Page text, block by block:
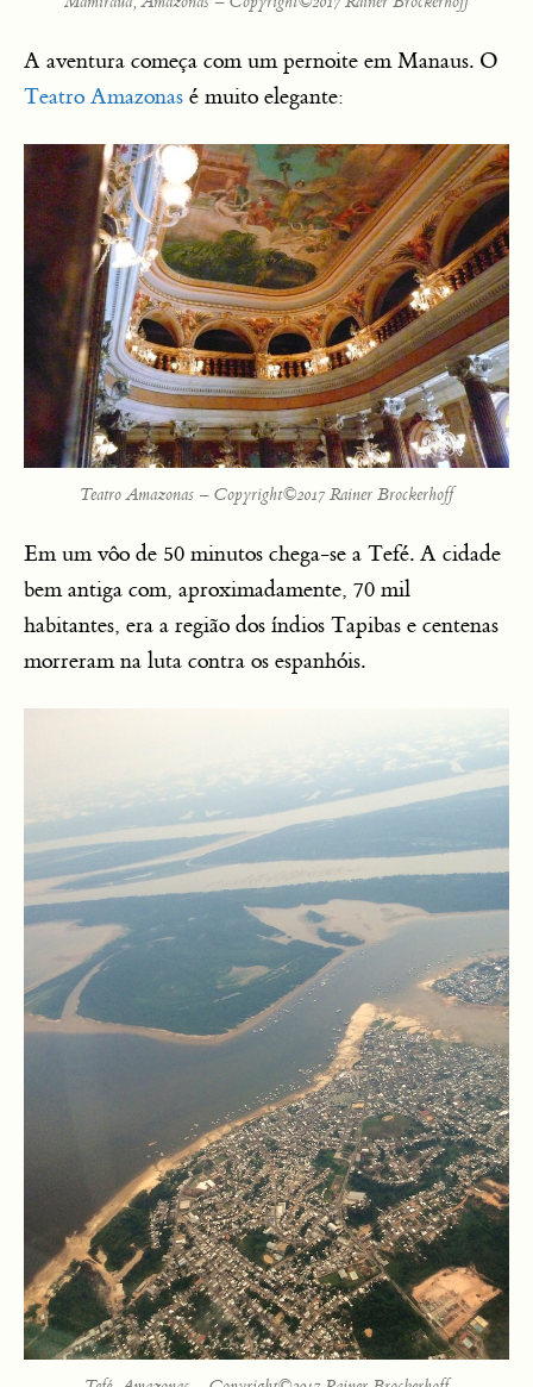
A aventura começa com um pernoite em Manaus. O
Teatro Amazonas é muito elegante:
Teatro Amazonas – Copyright©2017 Rainer Brockerhoff
Em um vôo de 50 minutos chega-se a Tefé. A cidade
bem antiga com, aproximadamente, 70 mil
habitantes, era a região dos índios Tapibas e centenas
morreram na luta contra os espanhóis.